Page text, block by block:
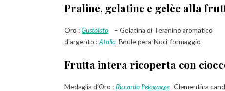
Praline, gelatine e gelèe alla
Oro : Gustolato – Gelatina di Teranino aromatico
d’argento : Atalia Boule pera-Noci-formaggio
Frutta intera ricoperta con
Medaglia d’Oro : Riccardo PelagaggeClementina